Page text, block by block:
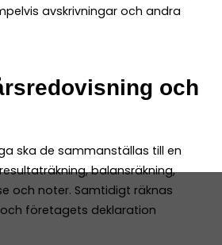
avskrivningar och andra
och
ska de sammanställas till en
balansräkning,
och noter. Samtidigt räknas
företagets deklaration